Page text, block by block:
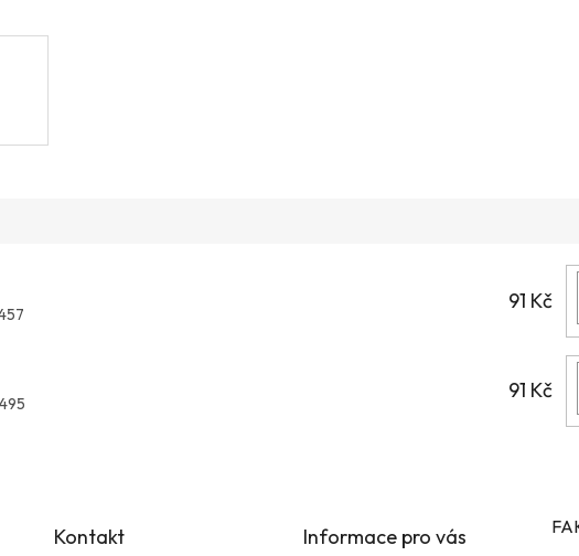
91 Kč
91 Kč
Kontakt Informace pro vás